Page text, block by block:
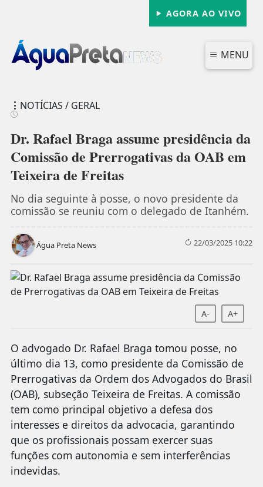
AGORA AO VIVO
MENU
NOTÍCIAS / GERAL
Dr. Rafael Braga assume presidência da
Comissão de Prerrogativas da OAB em
Teixeira de Freitas
No dia seguinte à posse, o novo presidente da
comissão se reuniu com o delegado de Itanhém.
Água Preta News 22/03/2025 10:22
A- A+
O advogado Dr. Rafael Braga tomou posse, no
último dia 13, como presidente da Comissão de
Prerrogativas da Ordem dos Advogados do Brasil
(OAB), subseção Teixeira de Freitas. A comissão
tem como principal objetivo a defesa dos
interesses e direitos da advocacia, garantindo
que os profissionais possam exercer suas
funções com autonomia e sem interferências
indevidas.